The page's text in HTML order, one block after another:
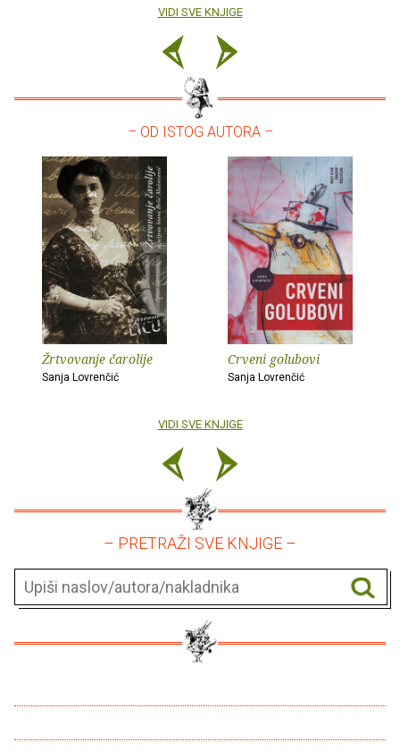
VIDI SVE KNJIGE
– OD ISTOG AUTORA –
Žrtvovanje čarolije
Sanja Lovrenčić
Crveni golubovi
Sanja Lovrenčić
VIDI SVE KNJIGE
– PRETRAŽI SVE KNJIGE –